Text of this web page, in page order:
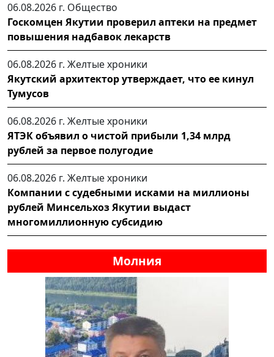
06.08.2026 г. Общество
Госкомцен Якутии проверил аптеки на предмет
повышения надбавок лекарств
06.08.2026 г. Желтые хроники
Якутский архитектор утверждает, что ее кинул
Тумусов
06.08.2026 г. Желтые хроники
ЯТЭК объявил о чистой прибыли 1,34 млрд
рублей за первое полугодие
06.08.2026 г. Желтые хроники
Компании с судебными исками на миллионы
рублей Минсельхоз Якутии выдаст
многомиллионную субсидию
Молния